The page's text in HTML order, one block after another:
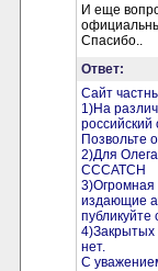
И еще
Спасибо..
Ответ:
Сайт
1)На
российский
Позвольте
2)Для
CCCATCH
3)Огромная
издающие
публикуйте
4)Закрытых
нет.
С